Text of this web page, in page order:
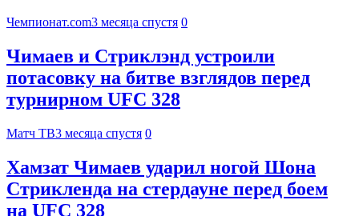
Чемпионат.com3 месяца спустя 0
Чимаев и Стриклэнд устроили
потасовку на битве взглядов перед
турнирном UFC 328
Матч ТВ3 месяца спустя 0
Хамзат Чимаев ударил ногой Шона
Стрикленда на стердауне перед боем
на UFC 328